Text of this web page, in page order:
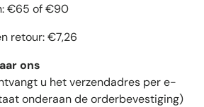
€65 of €90
retour: €7,26
ons
u het verzendadres per e-
onderaan de orderbevestiging)